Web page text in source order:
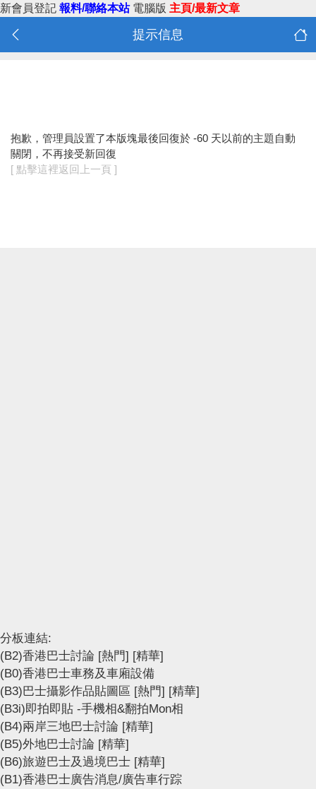
新會員登記 報料/聯絡本站 電腦版 主頁/最新文章
提示信息
抱歉，管理員設置了本版塊最後回復於 -60 天以前的主題自動
關閉，不再接受新回復
[ 點擊這裡返回上一頁 ]
分板連結:
(B2)香港巴士討論 [熱門] [精華]
(B0)香港巴士車務及車廂設備
(B3)巴士攝影作品貼圖區 [熱門] [精華]
(B3i)即拍即貼 -手機相&翻拍Mon相
(B4)兩岸三地巴士討論 [精華]
(B5)外地巴士討論 [精華]
(B6)旅遊巴士及過境巴士 [精華]
(B1)香港巴士廣告消息/廣告車行踪